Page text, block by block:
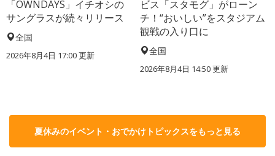
「OWNDAYS」イチオシの
サングラスが続々リリース
全国
2026年8月4日 17:00更新
ビス「スタモグ」がローン
チ！“おいしい”をスタジアム
観戦の入り口に
全国
2026年8月4日 14:50更新
夏休みのイベント・おでかけトピックスをもっと見る